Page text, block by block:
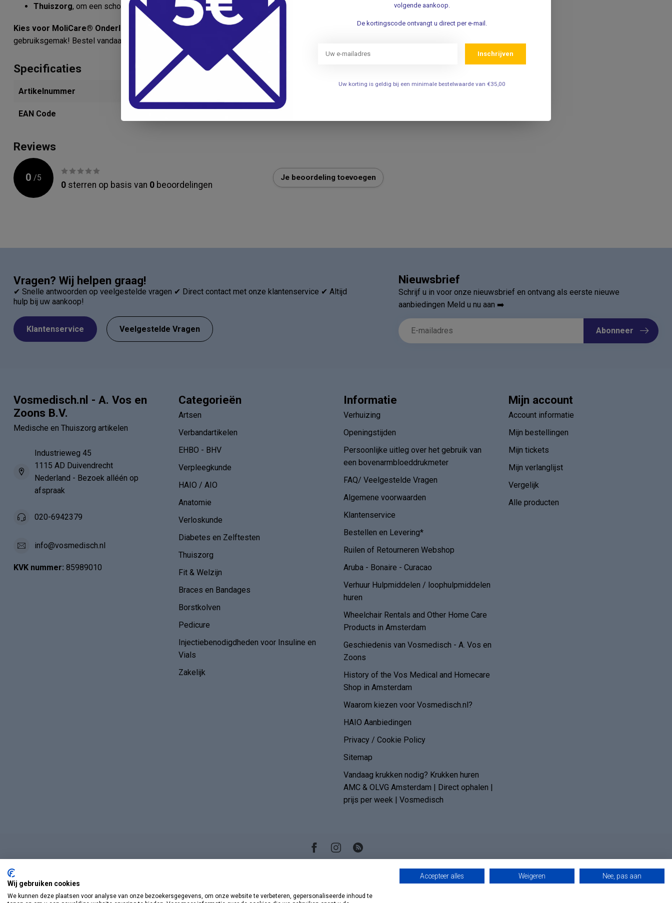
Thuiszorg, om een schone en veilige omgeving te waarborgen.
Kies voor MoliCare® Onderleggers Premiumen ervaar de combinatie van comfort, hygiëne en
gebruiksgemak! Bestel vandaag nog en zorg voor optimale bescherming in elke situatie.
Specificaties
Artikelnummer
EAN Code
Reviews
0 /5
0 sterren op basis van 0 beoordelingen
Je beoordeling toevoegen
Vragen? Wij helpen graag!
✔ Snelle antwoorden op veelgestelde vragen ✔ Direct contact met onze klantenservice ✔ Altijd
hulp bij uw aankoop!
Klantenservice Veelgestelde Vragen
Nieuwsbrief
Schrijf u in voor onze nieuwsbrief en ontvang als eerste nieuwe
aanbiedingen Meld u nu aan ➡️
Abonneer
Vosmedisch.nl - A. Vos en
Zoons B.V.
Medische en Thuiszorg artikelen
Industrieweg 45
1115 AD Duivendrecht
Nederland - Bezoek alléén op
afspraak
020-6942379
info@vosmedisch.nl
KVK nummer: 85989010
Categorieën
Artsen
Verbandartikelen
EHBO - BHV
Verpleegkunde
HAIO / AIO
Anatomie
Verloskunde
Diabetes en Zelftesten
Thuiszorg
Fit & Welzijn
Braces en Bandages
Borstkolven
Pedicure
Injectiebenodigdheden voor Insuline en
Vials
Zakelijk
Informatie
Verhuizing
Openingstijden
Persoonlijke uitleg over het gebruik van
een bovenarmbloeddrukmeter
FAQ/ Veelgestelde Vragen
Algemene voorwaarden
Klantenservice
Bestellen en Levering*
Ruilen of Retourneren Webshop
Aruba - Bonaire - Curacao
Verhuur Hulpmiddelen / loophulpmiddelen
huren
Wheelchair Rentals and Other Home Care
Products in Amsterdam
Geschiedenis van Vosmedisch - A. Vos en
Zoons
History of the Vos Medical and Homecare
Shop in Amsterdam
Waarom kiezen voor Vosmedisch.nl?
HAIO Aanbiedingen
Privacy / Cookie Policy
Sitemap
Vandaag krukken nodig? Krukken huren
AMC & OLVG Amsterdam | Direct ophalen |
prijs per week | Vosmedisch
Mijn account
Account informatie
Mijn bestellingen
Mijn tickets
Mijn verlanglijst
Vergelijk
Alle producten
volgende aankoop.
De kortingscode ontvangt u direct per e-mail.
Inschrijven
Uw korting is geldig bij een minimale bestelwaarde van €35,00
Wij gebruiken cookies
We kunnen deze plaatsen voor analyse van onze bezoekersgegevens, om onze website te verbeteren, gepersonaliseerde inhoud te
Accepteer alles Weigeren Nee, pas aan